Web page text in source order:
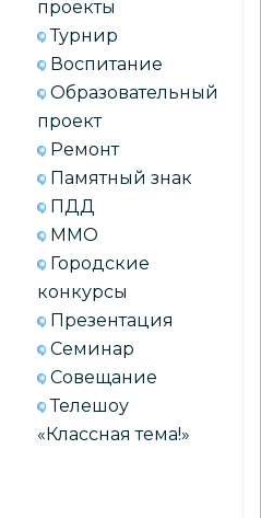
проекты
Турнир
Воспитание
Образовательный
проект
Ремонт
Памятный знак
ПДД
ММО
Городские
конкурсы
Презентация
Семинар
Совещание
Телешоу
«Классная тема!»